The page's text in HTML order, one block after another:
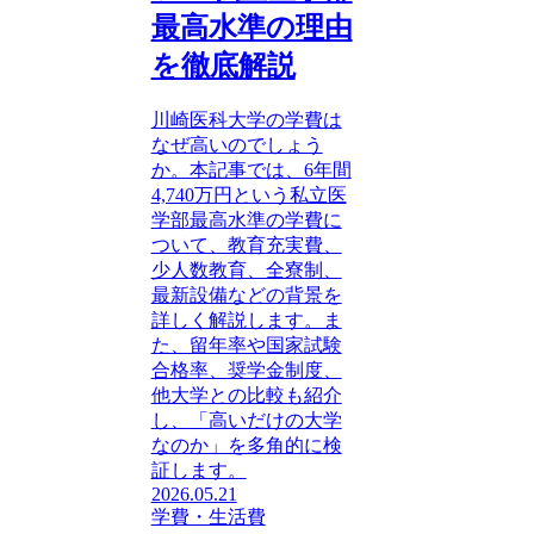
最高水準の理由
を徹底解説
川崎医科大学の学費は
なぜ高いのでしょう
か。本記事では、6年間
4,740万円という私立医
学部最高水準の学費に
ついて、教育充実費、
少人数教育、全寮制、
最新設備などの背景を
詳しく解説します。ま
た、留年率や国家試験
合格率、奨学金制度、
他大学との比較も紹介
し、「高いだけの大学
なのか」を多角的に検
証します。
2026.05.21
学費・生活費